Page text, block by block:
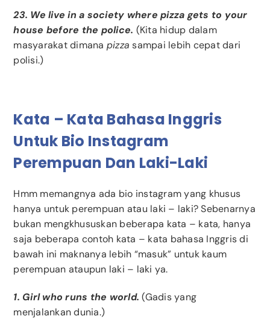
23. We live in a society where pizza gets to your
house before the police. (Kita hidup dalam
masyarakat dimana pizza sampai lebih cepat dari
polisi.)
Kata – Kata Bahasa Inggris
Untuk Bio Instagram
Perempuan Dan Laki-Laki
Hmm memangnya ada bio instagram yang khusus
hanya untuk perempuan atau laki – laki? Sebenarnya
bukan mengkhususkan beberapa kata – kata, hanya
saja beberapa contoh kata – kata bahasa Inggris di
bawah ini maknanya lebih “masuk” untuk kaum
perempuan ataupun laki – laki ya.
1. Girl who runs the world.(Gadis yang
menjalankan dunia.)